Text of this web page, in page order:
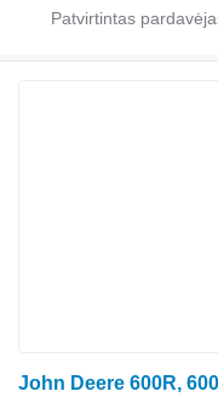
John Deere 600R,